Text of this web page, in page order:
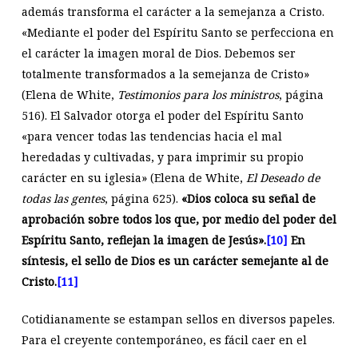
además transforma el carácter a la semejanza a Cristo.
«Mediante el poder del Espíritu Santo se perfecciona en
el carácter la imagen moral de Dios. Debemos ser
totalmente transformados a la semejanza de Cristo»
(Elena de White, Testimonios para los ministros, página
516). El Salvador otorga el poder del Espíritu Santo
«para vencer todas las tendencias hacia el mal
heredadas y cultivadas, y para imprimir su propio
carácter en su iglesia» (Elena de White, El Deseado de
todas las gentes, página 625). «Dios coloca su señal de
aprobación sobre todos los que, por medio del poder del
Espíritu Santo, reflejan la imagen de Jesús».[10] En
síntesis, el sello de Dios es un carácter semejante al de
Cristo.[11]
Cotidianamente se estampan sellos en diversos papeles.
Para el creyente contemporáneo, es fácil caer en el